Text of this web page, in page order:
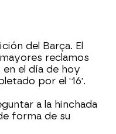
del Barça. El
reclamos
en el día de hoy
por el '16'.
a la hinchada
forma de su